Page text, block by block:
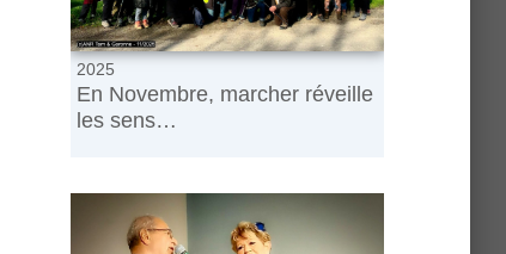
2025
En Novembre, marcher réveille
les sens…